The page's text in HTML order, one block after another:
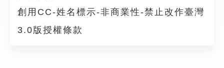
創用CC-姓名標示-非商業性-禁止改作臺灣
3.0版授權條款